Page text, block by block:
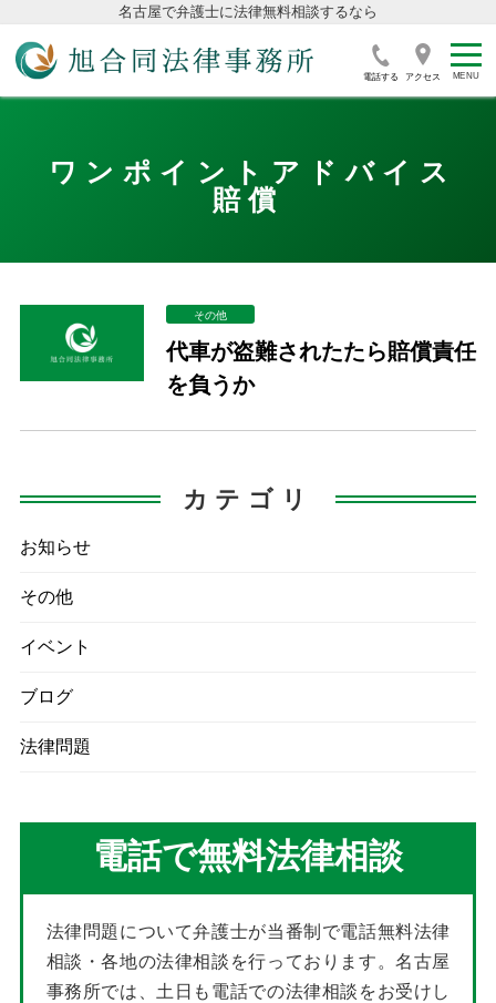
名古屋で弁護士に法律無料相談するなら
電話する アクセス
ワンポイントアドバイス
賠償
その他
代車が盗難されたたら賠償責任
を負うか
カテゴリ
お知らせ
その他
イベント
ブログ
法律問題
電話で無料法律相談
法律問題について弁護士が当番制で電話無料法律
相談・各地の法律相談を行っております。名古屋
事務所では、土日も電話での法律相談をお受けし